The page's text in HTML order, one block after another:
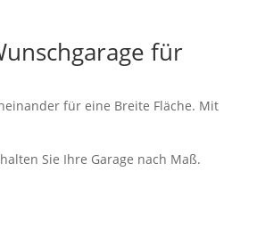
für
für eine Breite Fläche. Mit
Sie Ihre Garage nach Maß.